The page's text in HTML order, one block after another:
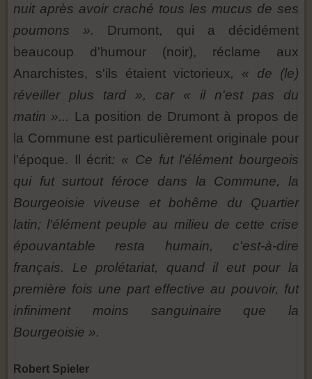
nuit après avoir craché tous les mucus de ses
poumons ». Drumont, qui a décidément
beaucoup d'humour (noir), réclame aux
Anarchistes, s'ils étaient victorieux, « de (le)
réveiller plus tard », car « il n'est pas du
matin »... La position de Drumont à propos de
la Commune est particulièrement originale pour
l'époque. Il écrit: « Ce fut l'élément bourgeois
qui fut surtout féroce dans la Commune, la
Bourgeoisie viveuse et bohême du Quartier
latin; l'élément peuple au milieu de cette crise
épouvantable resta humain, c'est-à-dire
français. Le prolétariat, quand il eut pour la
première fois une part effective au pouvoir, fut
infiniment moins sanguinaire que la
Bourgeoisie ».
Robert Spieler